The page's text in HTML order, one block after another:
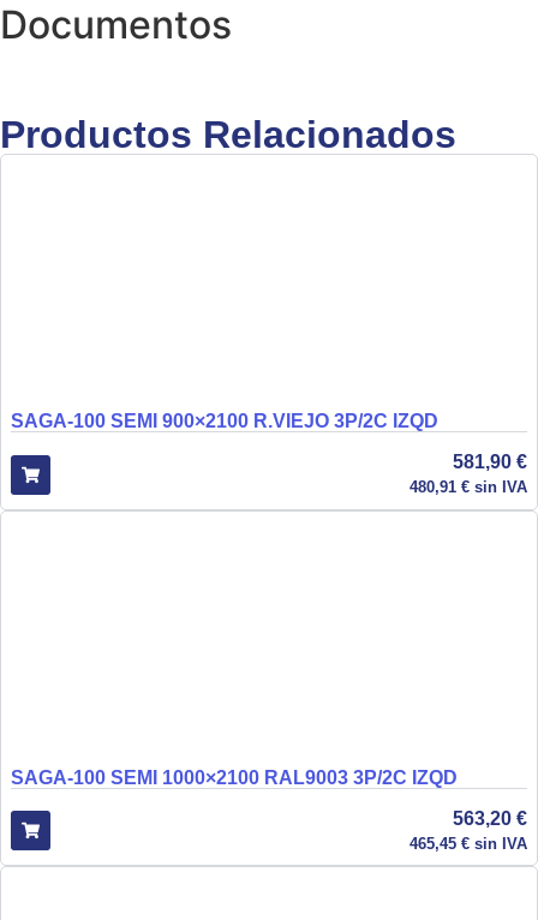
Documentos
Productos Relacionados
SAGA-100 SEMI 900×2100 R.VIEJO 3P/2C IZQD
581,90 €
480,91 € sin IVA
SAGA-100 SEMI 1000×2100 RAL9003 3P/2C IZQD
563,20 €
465,45 € sin IVA